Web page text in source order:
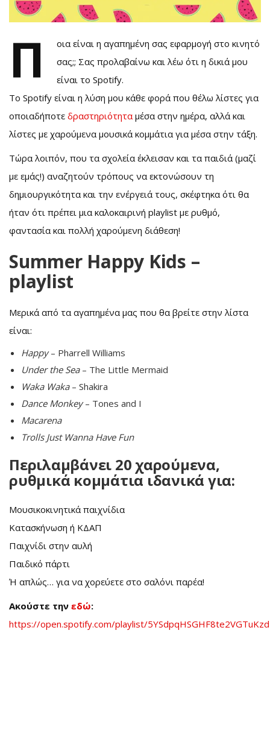
Π
οια είναι η αγαπημένη σας εφαρμογή στο κινητό
σας;; Σας προλαβαίνω και λέω ότι η δικιά μου
είναι το Spotify.
Το Spotify είναι η λύση μου κάθε φορά που θέλω λίστες για
οποιαδήποτε δραστηριότηταμέσα στην ημέρα, αλλά και
λίστες με χαρούμενα μουσικά κομμάτια για μέσα στην τάξη.
Τώρα λοιπόν, που τα σχολεία έκλεισαν και τα παιδιά (μαζί
με εμάς!) αναζητούν τρόπους να εκτονώσουν τη
δημιουργικότητα και την ενέργειά τους, σκέφτηκα ότι θα
ήταν ότι πρέπει μια καλοκαιρινή playlist με ρυθμό,
φαντασία και πολλή χαρούμενη διάθεση!
Summer Happy Kids –
playlist
Μερικά από τα αγαπημένα μας που θα βρείτε στην λίστα
είναι:
Happy– Pharrell Williams
Under the Sea– The Little Mermaid
Waka Waka– Shakira
Dance Monkey– Tones and I
Macarena
Trolls Just Wanna Have Fun
Περιλαμβάνει 20 χαρούμενα,
ρυθμικά κομμάτια ιδανικά για:
Μουσικοκινητικά παιχνίδια
Κατασκήνωση ή ΚΔΑΠ
Παιχνίδι στην αυλή
Παιδικό πάρτι
Ή απλώς… για να χορεύετε στο σαλόνι παρέα!
Ακούστε την εδώ:
https://open.spotify.com/playlist/5YSdpqHSGHF8te2VGTuKzd